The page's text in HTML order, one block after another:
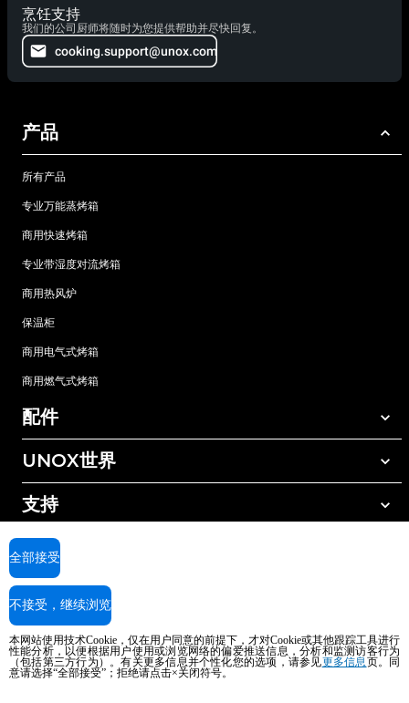
烹饪支持
我们的公司厨师将随时为您提供帮助并尽快回复。
cooking.support@unox.com
产品
所有产品
专业万能蒸烤箱
商用快速烤箱
专业带湿度对流烤箱
商用热风炉
保温柜
商用电气式烤箱
商用燃气式烤箱
配件
所有配件
手动清洗清洁剂
树脂过滤水处理
反渗透水处理
UNOX世界
我们在全球的办事处
支持
UNOX质保
查找经销商
查找服务中心
版权所有2026 UNOX SpA保留所有权利。Reg.Imp.Padova n°04230750285 -
REA Padova 372835 - Cap.Soc.5.000.000€iv - 增值税/税号04230750285 - IT
WEEE Reg. No. IT08020000000377
AI Content Disclaimer
本网站使用技术Cookie，仅在用户同意的前提下，才对Cookie或其他跟踪工具进行
性能分析，以便根据用户使用或浏览网络的偏爱推送信息，分析和监测访客行为
（包括第三方行为）。有关更多信息并个性化您的选项，请参见更多信息页。同
意请选择“全部接受”；拒绝请点击×关闭符号。
全部接受
不接受，继续浏览